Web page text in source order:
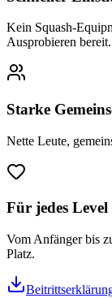
Kein Squash-
Ausprobieren bereit.
Starke
Nette Leute,
Für jedes Level
Vom Anfänger bis
Platz.